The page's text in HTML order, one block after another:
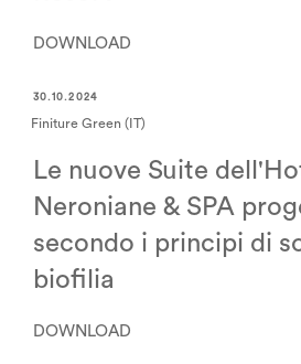
DOWNLOAD
30.10.2024
Finiture Green (IT)
Le nuove Suite
Neroniane & SPA
secondo i principi di
biofilia
DOWNLOAD